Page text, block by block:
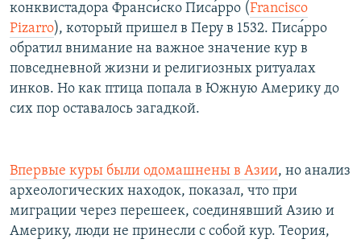
конквистадора Франси́ско Писа́рро (Francisco
Pizarro), который пришел в Перу в 1532. Писа́рро
обратил внимание на важное значение кур в
повседневной жизни и религиозных ритуалах
инков. Но как птица попала в Южную Америку до
сих пор оставалось загадкой.
Впервые куры были одомашнены в Азии, но анализ
археологических находок, показал, что при
миграции через перешеек, соединявший Азию и
Америку, люди не принесли с собой кур. Теория,